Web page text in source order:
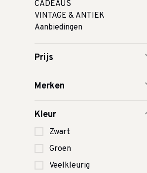
CADEAUS
VINTAGE & ANTIEK
Aanbiedingen
Prijs
Merken
Kleur
Zwart
Groen
Veelkleurig